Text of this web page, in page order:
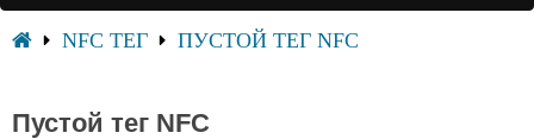
NFC ТЕГ ПУСТОЙ ТЕГ NFC
Пустой тег NFC